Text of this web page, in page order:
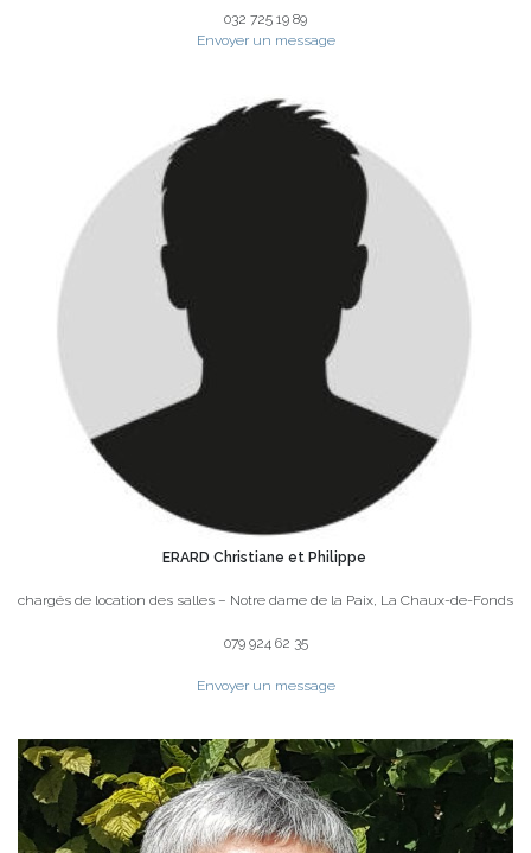
032 725 19 89
Envoyer un message
ERARD Christiane et Philippe
chargés de location des salles – Notre dame de la Paix, La Chaux-de-Fonds
079 924 62 35
Envoyer un message